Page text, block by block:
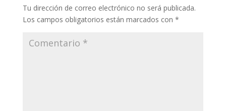
Tu dirección de correo electrónico no será publicada.
Los campos obligatorios están marcados con *